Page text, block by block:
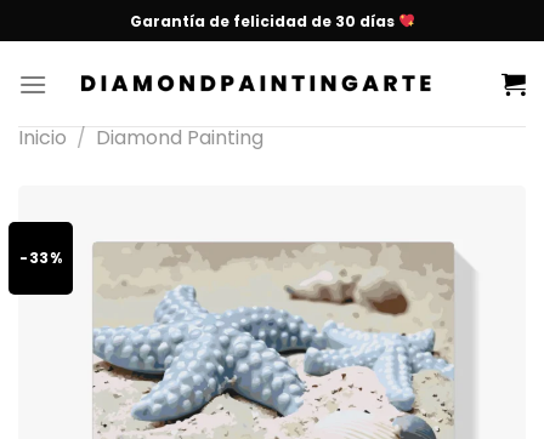
Garantía de felicidad de 30 días
Inicio / Diamond Painting
-33%